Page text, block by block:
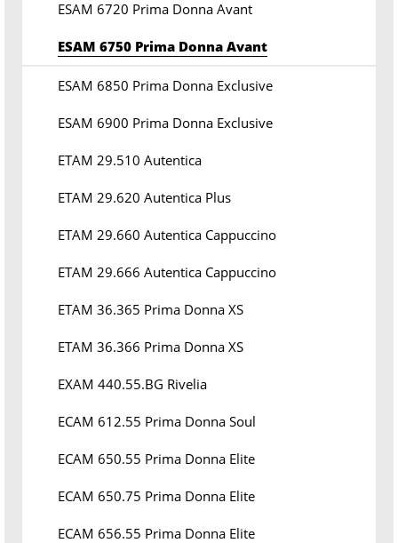
ESAM 6720 Prima Donna Avant
ESAM 6750 Prima Donna Avant
ESAM 6850 Prima Donna Exclusive
ESAM 6900 Prima Donna Exclusive
ETAM 29.510 Autentica
ETAM 29.620 Autentica Plus
ETAM 29.660 Autentica Cappuccino
ETAM 29.666 Autentica Cappuccino
ETAM 36.365 Prima Donna XS
ETAM 36.366 Prima Donna XS
EXAM 440.55.BG Rivelia
ECAM 612.55 Prima Donna Soul
ECAM 650.55 Prima Donna Elite
ECAM 650.75 Prima Donna Elite
ECAM 656.55 Prima Donna Elite